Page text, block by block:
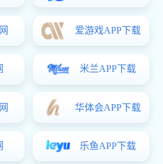
试验暨产业发展大会
应用新突破 | 亿万28协同邀您共赴
产业发展大会2025年3月20日-21
数智试验暨产业发展大会”即将在中
“数智新动力 融创新场...